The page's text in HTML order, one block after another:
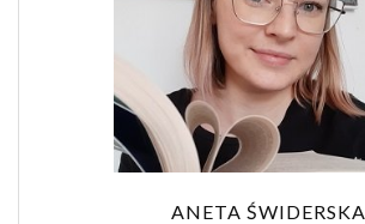
ANETA ŚWIDERSKA